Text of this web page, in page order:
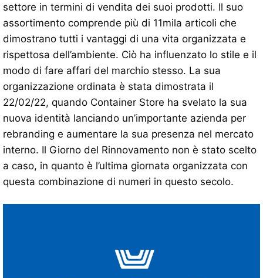
settore in termini di vendita dei suoi prodotti. Il suo
assortimento comprende più di 11mila articoli che
dimostrano tutti i vantaggi di una vita organizzata e
rispettosa dell’ambiente. Ciò ha influenzato lo stile e il
modo di fare affari del marchio stesso. La sua
organizzazione ordinata è stata dimostrata il
22/02/22, quando Container Store ha svelato la sua
nuova identità lanciando un’importante azienda per
rebranding e aumentare la sua presenza nel mercato
interno. Il Giorno del Rinnovamento non è stato scelto
a caso, in quanto è l’ultima giornata organizzata con
questa combinazione di numeri in questo secolo.